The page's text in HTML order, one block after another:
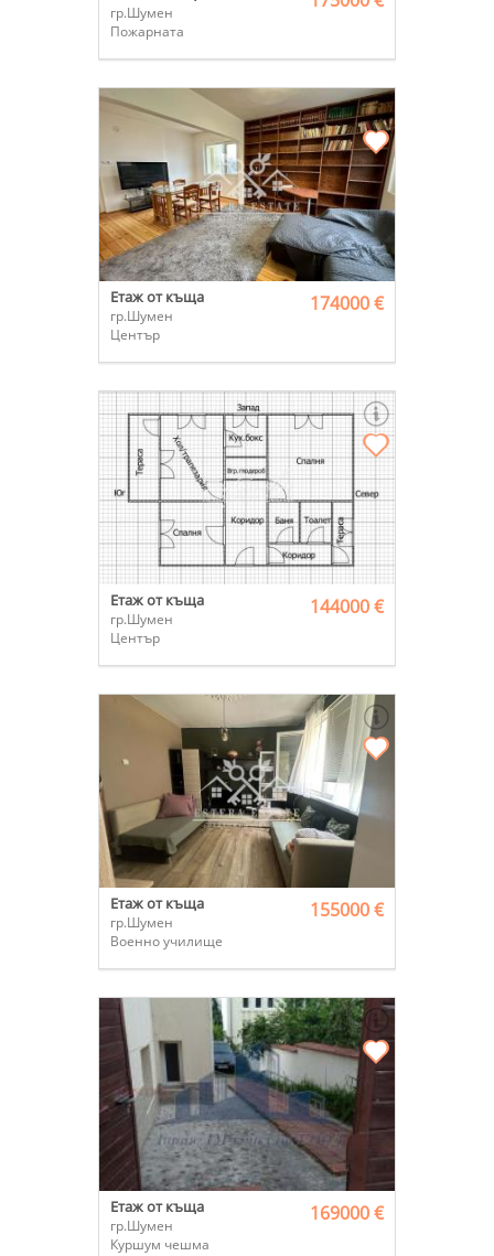
гр.Шумен
Пожарната
Етаж от къща
гр.Шумен
Център
174000 €
Етаж от къща
гр.Шумен
Център
144000 €
Етаж от къща
гр.Шумен
Военно училище
155000 €
Етаж от къща
гр.Шумен
Куршум чешма
169000 €